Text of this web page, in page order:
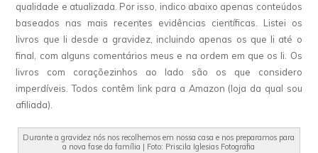
qualidade e atualizada. Por isso, indico abaixo apenas conteúdos
baseados nas mais recentes evidências científicas. Listei os
livros que li desde a gravidez, incluindo apenas os que li até o
final, com alguns comentários meus e na ordem em que os li. Os
livros com coraçõezinhos ao lado são os que considero
imperdíveis. Todos contêm link para a Amazon (loja da qual sou
afiliada).
Durante a gravidez nós nos recolhemos em nossa casa e nos preparamos para
a nova fase da família | Foto: Priscila Iglesias Fotografia